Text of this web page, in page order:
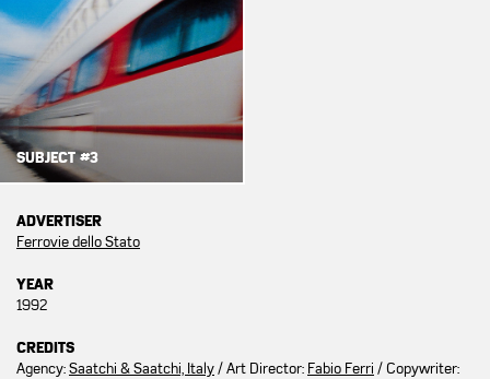
SUBJECT #3
ADVERTISER
Ferrovie dello Stato
YEAR
1992
CREDITS
Agency:Saatchi & Saatchi, Italy/ Art Director: Fabio Ferri / Copywriter: